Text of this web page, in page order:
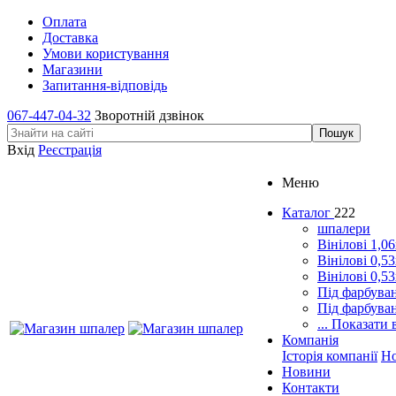
Оплата
Доставка
Умови користування
Магазини
Запитання-відповідь
067-447-04-32 Зворотній дзвінок
Вхід Реєстрація
Меню
Каталог 222
шпалери
Вінілові
Вінілові
Вінілові
Під
Під
... Показати
Компанія
Історія компанії
Новини
Контакти